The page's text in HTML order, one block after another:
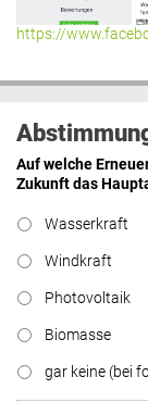
https://
Auf welche
Zukunft das
Wasserkraft
Windkraft
Photovoltaik
Biomasse
gar keine (bei